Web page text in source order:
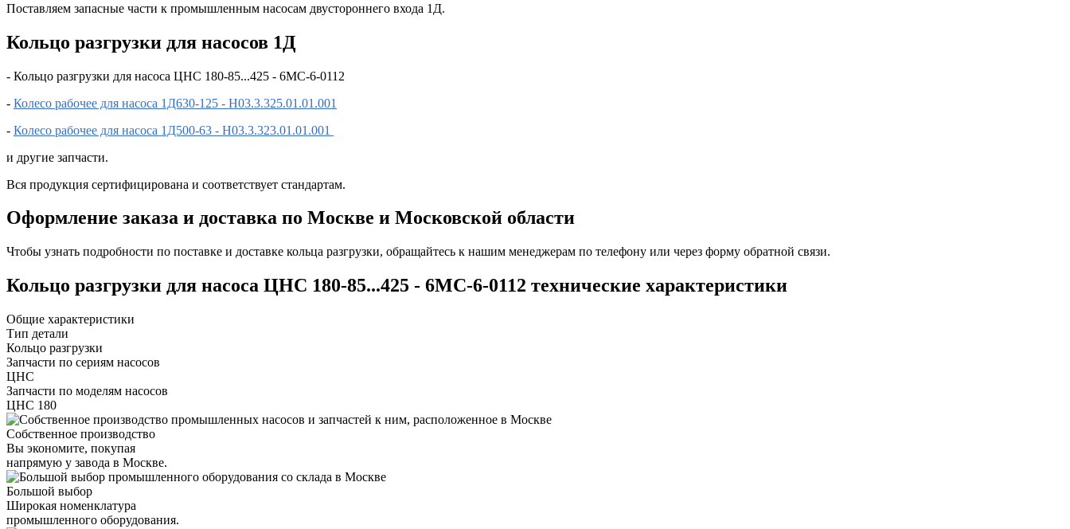
Поставляем запасные части к промышленным насосам двустороннего входа 1Д.
Кольцо разгрузки для насосов 1Д
- Кольцо разгрузки для насоса ЦНС 180-85...425 - 6МС-6-0112
- Колесо рабочее для насоса 1Д630-125 - Н03.3.325.01.01.001
- Колесо рабочее для насоса 1Д500-63 - Н03.3.323.01.01.001
и другие запчасти.
Вся продукция сертифицирована и соответствует стандартам.
Оформление заказа и доставка по Москве и Московской области
Чтобы узнать подробности по поставке и доставке кольца разгрузки, обращайтесь к нашим менеджерам по телефону или через форму обратной связи.
Кольцо разгрузки для насоса ЦНС 180-85...425 - 6МС-6-0112 технические характеристики
Общие характеристики
Тип детали
Кольцо разгрузки
Запчасти по сериям насосов
ЦНС
Запчасти по моделям насосов
ЦНС 180
Собственное производство
Вы экономите, покупая
напрямую у завода в Москве.
Большой выбор
Широкая номенклатура
промышленного оборудования.